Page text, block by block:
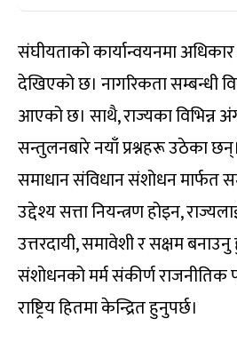
संघीयताको कार्यान्वयनमा अधिकार
देखिएको छ। नागरिकता सम्बन्धी
आएको छ। साथै, राज्यका विभिन्न
सन्तुलनबारे नयाँ प्रश्नहरू उठेका
समाधान संविधान संशोधन मार्फत
उद्देश्य सत्ता नियन्त्रण होइन,
उत्तरदायी, समावेशी र सक्षम
संशोधनको मर्म संकीर्ण राजनीतिक
राष्ट्रिय हितमा केन्द्रित हुनुपर्छ।